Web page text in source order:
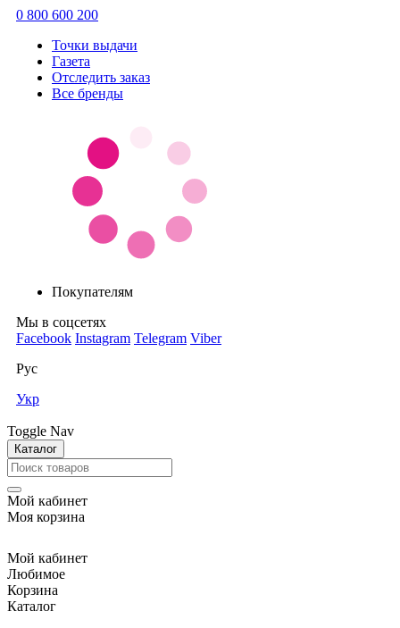
0 800 600 200
Точки выдачи
Газета
Отследить заказ
Все бренды
Покупателям
Мы в соцсетях
Facebook Instagram Telegram Viber
Рус
Укр
Toggle Nav
Каталог
Мой кабинет
Моя корзина
Мой кабинет
Любимое
Корзина
Каталог